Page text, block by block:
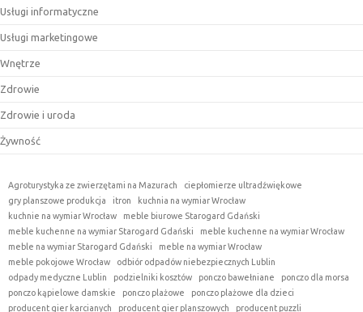
Usługi informatyczne
Usługi marketingowe
Wnętrze
Zdrowie
Zdrowie i uroda
Żywność
Agroturystyka ze zwierzętami na Mazurach
ciepłomierze ultradźwiękowe
gry planszowe produkcja
itron
kuchnia na wymiar Wrocław
kuchnie na wymiar Wrocław
meble biurowe Starogard Gdański
meble kuchenne na wymiar Starogard Gdański
meble kuchenne na wymiar Wrocław
meble na wymiar Starogard Gdański
meble na wymiar Wrocław
meble pokojowe Wrocław
odbiór odpadów niebezpiecznych Lublin
odpady medyczne Lublin
podzielniki kosztów ponczo bawełniane
ponczo dla morsa
ponczo kąpielowe damskie
ponczo plażowe
ponczo plażowe dla dzieci
producent gier karcianych
producent gier planszowych producent puzzli